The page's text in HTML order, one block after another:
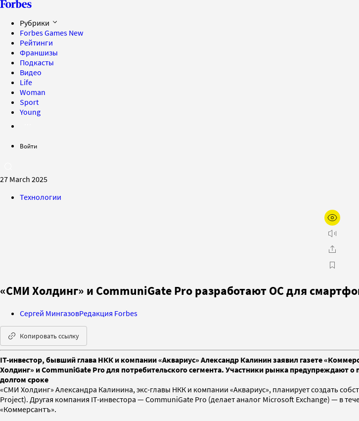
Рубрики
Forbes Games New
Рейтинги
Франшизы
Подкасты
Видео
Life
Woman
Sport
Young
Войти
27 March 2025
Технологии
«СМИ Холдинг» и CommuniGate Pro разработают ОС для
Сергей МингазовРедакция Forbes
Копировать ссылку
IT-инвестор, бывший глава НКК и компании «Аквариус» Александр Калинин заявил газете
Холдинг» и CommuniGate Pro для потребительского сегмента. Участники рынка предупреждают
долгом сроке
«СМИ Холдинг» Александра Калинина, экс-главы НКК и компании «Аквариус», планирует создать
Project). Другая компания IT-инвестора — CommuniGate Pro (делает аналог Microsoft Exchange) — в
«Коммерсантъ».